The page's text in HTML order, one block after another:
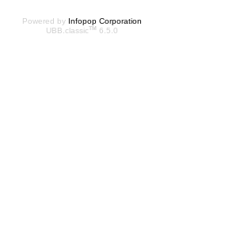
Powered by Infopop Corporation
UBB.classicTM 6.5.0